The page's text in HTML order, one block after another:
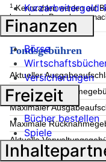
1 Kennzahlen werden auf
berechnet. Berechnung
Fondsgebühren
Aktueller
Aktuelle
Maximaler
Maximale
Aktuelle
Maximale
Kurzarbeitergeld-
Finanzen
Börse
Versicherungen
Freizeit
Bücher bestellen
Spiele